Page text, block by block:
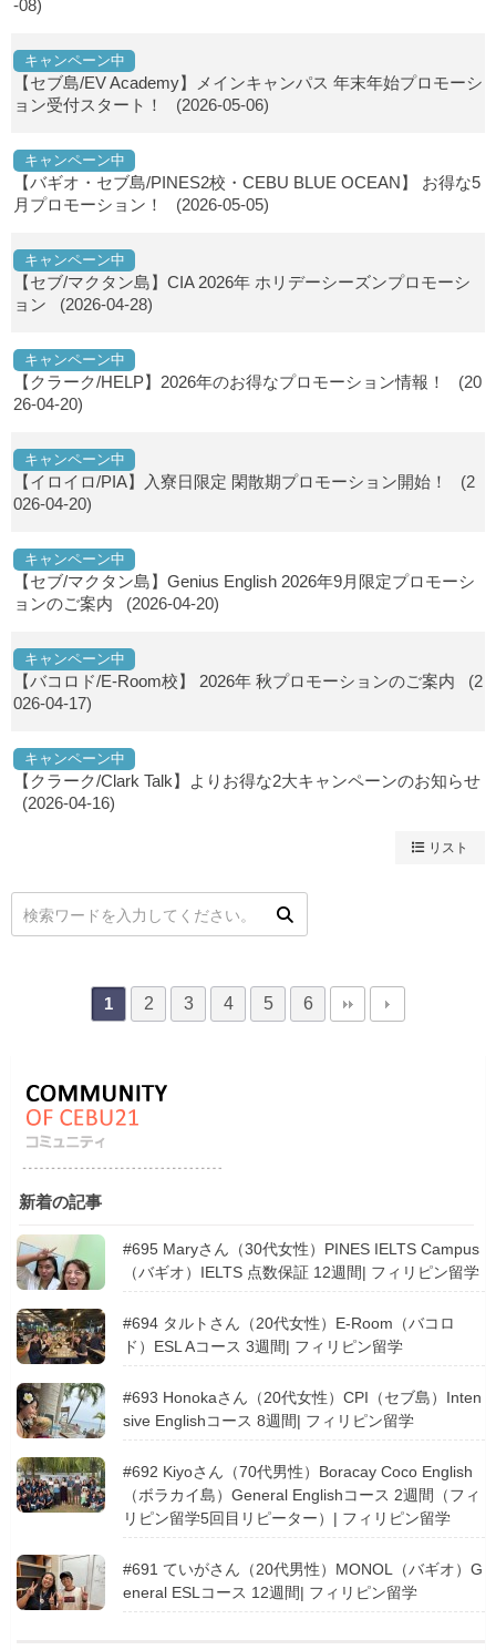
-08)
キャンペーン中
【セブ島/EV Academy】メインキャンパス 年末年始プロモーシ
ョン受付スタート！
(2026-05-06)
キャンペーン中
【バギオ・セブ島/PINES2校・CEBU BLUE OCEAN】 お得な5
月プロモーション！
(2026-05-05)
キャンペーン中
【セブ/マクタン島】CIA 2026年 ホリデーシーズンプロモーシ
ョン
(2026-04-28)
キャンペーン中
【クラーク/HELP】2026年のお得なプロモーション情報！
(20
26-04-20)
キャンペーン中
【イロイロ/PIA】入寮日限定 閑散期プロモーション開始！
(2
026-04-20)
キャンペーン中
【セブ/マクタン島】Genius English 2026年9月限定プロモーシ
ョンのご案内 (2026-04-20)
キャンペーン中
【バコロド/E-Room校】 2026年 秋プロモーションのご案内 (2
026-04-17)
キャンペーン中
【クラーク/Clark Talk】よりお得な2大キャンペーンのお知らせ
(2026-04-16)
リスト
1 2 3 4 5 6
新着の記事
#695 Maryさん（30代女性）PINES IELTS Campus
（バギオ）IELTS 点数保証 12週間| フィリピン留学
#694 タルトさん（20代女性）E-Room（バコロ
ド）ESL Aコース 3週間| フィリピン留学
#693 Honokaさん（20代女性）CPI（セブ島）Inten
sive Englishコース 8週間| フィリピン留学
#692 Kiyoさん（70代男性）Boracay Coco English
（ボラカイ島）General Englishコース 2週間（フィ
リピン留学5回目リピーター）| フィリピン留学
#691 ていがさん（20代男性）MONOL（バギオ）G
eneral ESLコース 12週間| フィリピン留学